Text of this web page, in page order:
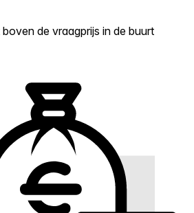
de vraagprijs in de buurt